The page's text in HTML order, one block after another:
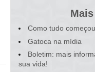
Como tudo começou
Gatoca na mídia
Boletim: mais
sua vida!